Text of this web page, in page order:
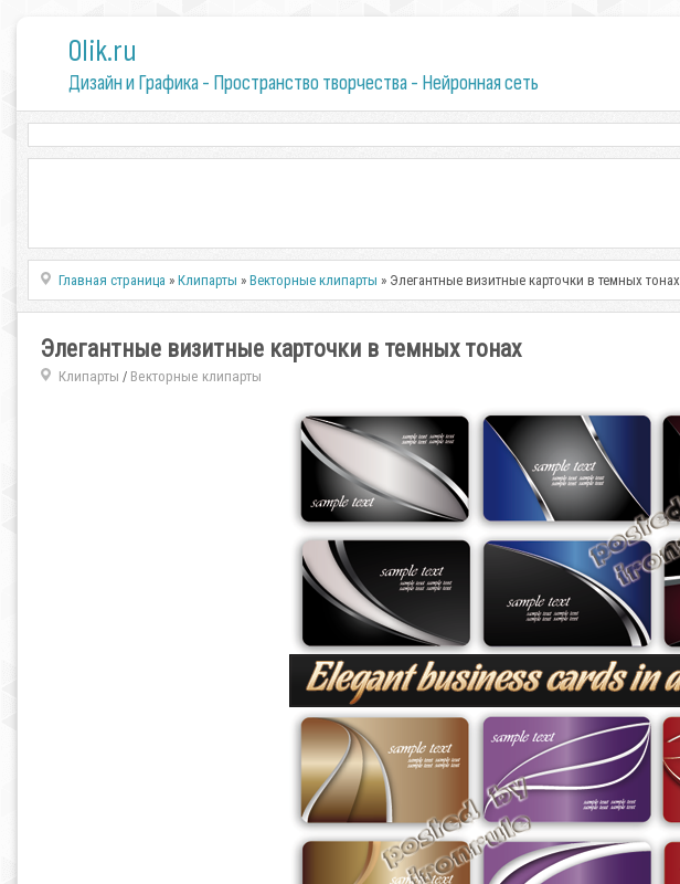
0lik.ru
Дизайн и Графика - Пространство творчества - Нейронная сеть
Главная страница »Клипарты »Векторные клипарты » Элегантные визитные карточки в темных тонах
Элегантные визитные карточки в темных тонах
Клипарты / Векторные клипарты